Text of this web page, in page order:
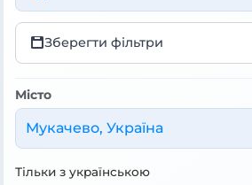
Зберегти фільтри
Місто
Мукачево, Україна
Тільки з українською